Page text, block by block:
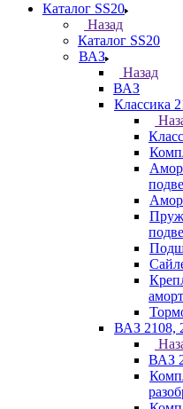
Каталог SS20
Назад
Каталог SS20
ВАЗ
Назад
ВАЗ
Классика
ВАЗ 2108,
ВАЗ